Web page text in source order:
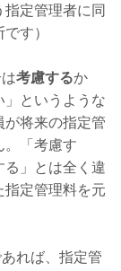
定管理者に同
す）
考慮するか
」というような
が将来の指定管
。「考慮す
る」とは全く違
指定管理料を元
れば、指定管